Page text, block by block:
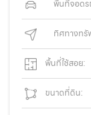
พื้นที่จอด
ทิศทางทรั
พื้นที่ใช้สอย:
ขนาดที่ดิน: